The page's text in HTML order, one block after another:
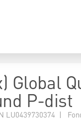
Global
P-dist
LU0439730374 |